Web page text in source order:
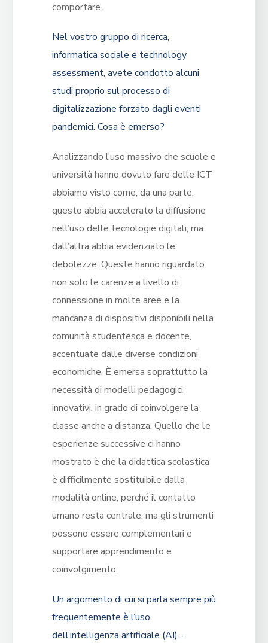
comportare.
Nel vostro gruppo di ricerca,
informatica sociale e technology
assessment, avete condotto alcuni
studi proprio sul processo di
digitalizzazione forzato dagli eventi
pandemici. Cosa è emerso?
Analizzando l’uso massivo che scuole e
università hanno dovuto fare delle ICT
abbiamo visto come, da una parte,
questo abbia accelerato la diffusione
nell’uso delle tecnologie digitali, ma
dall’altra abbia evidenziato le
debolezze. Queste hanno riguardato
non solo le carenze a livello di
connessione in molte aree e la
mancanza di dispositivi disponibili nella
comunità studentesca e docente,
accentuate dalle diverse condizioni
economiche. È emersa soprattutto la
necessità di modelli pedagogici
innovativi, in grado di coinvolgere la
classe anche a distanza. Quello che le
esperienze successive ci hanno
mostrato è che la didattica scolastica
è difficilmente sostituibile dalla
modalità online, perché il contatto
umano resta centrale, ma gli strumenti
possono essere complementari e
supportare apprendimento e
coinvolgimento.
Un argomento di cui si parla sempre più
frequentemente è l’uso
dell’intelligenza artificiale (AI)…